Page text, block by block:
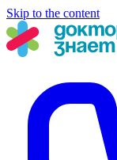
Skip to the content